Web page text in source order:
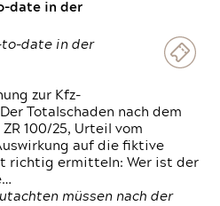
date in der
to-date in der
zur Kfz-
Totalschaden nach dem
ZR 100/25, Urteil vom
auf die fiktive
richtig ermitteln: Wer ist der
müssen nach der